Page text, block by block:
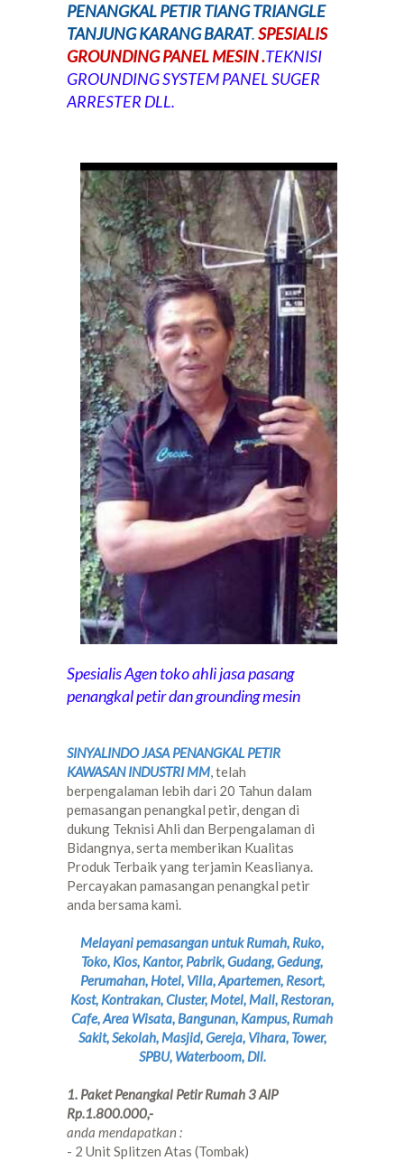
PENANGKAL PETIR TIANG TRIANGLE
TANJUNG KARANG BARAT.SPESIALIS
GROUNDING PANEL MESIN .TEKNISI
GROUNDING SYSTEM PANEL SUGER
ARRESTER DLL.
Spesialis Agen toko ahli jasa pasang
penangkal petir dan grounding mesin
SINYALINDO JASA PENANGKAL PETIR
KAWASAN INDUSTRI MM, telah
berpengalaman lebih dari 20 Tahun dalam
pemasangan penangkal petir, dengan di
dukung Teknisi Ahli dan Berpengalaman di
Bidangnya, serta memberikan Kualitas
Produk Terbaik yang terjamin Keaslianya.
Percayakan pamasangan penangkal petir
anda bersama kami.
Melayani pemasangan untuk Rumah, Ruko,
Toko, Kios, Kantor, Pabrik, Gudang, Gedung,
Perumahan, Hotel, Villa, Apartemen, Resort,
Kost, Kontrakan, Cluster, Motel, Mall, Restoran,
Cafe, Area Wisata, Bangunan, Kampus, Rumah
Sakit, Sekolah, Masjid, Gereja, Vihara, Tower,
SPBU, Waterboom, Dll.
1. Paket Penangkal Petir Rumah 3 AIP
Rp.1.800.000,-
anda mendapatkan :
- 2 Unit Splitzen Atas (Tombak)